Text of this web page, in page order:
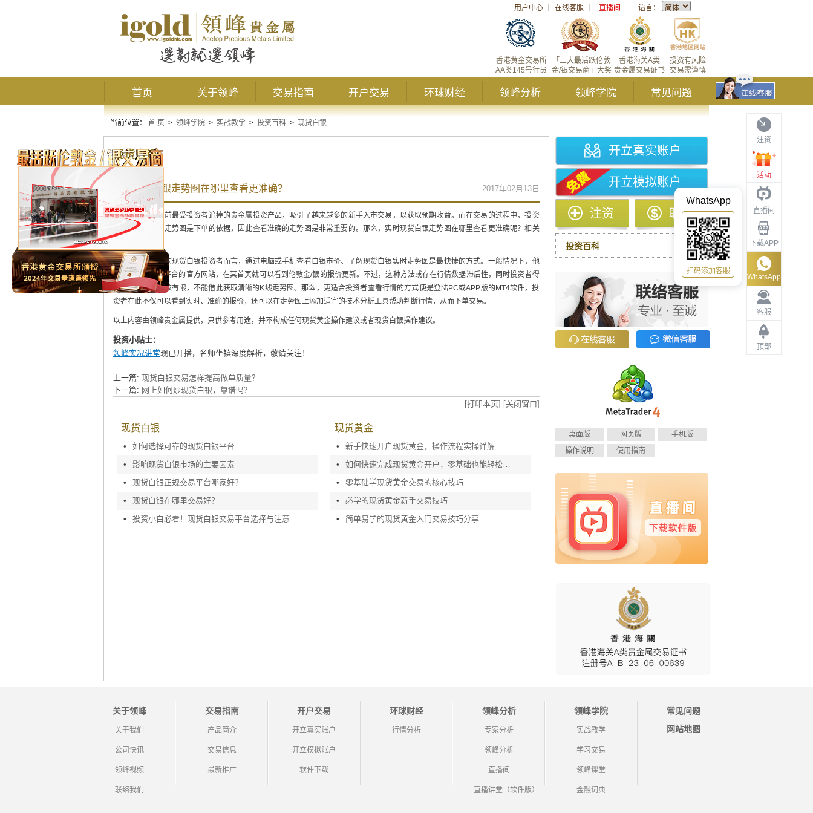
用户中心 在线客服 直播间 语言：
投资有风险
交易需谨慎
香港海关A类
贵金属交易证书
「三大最活跃伦敦
金/银交易商」大奖
香港黄金交易所
AA类145号行员
首页 关于领峰 交易指南 开户交易 环球财经 领峰分析 领峰学院 常见问题
注资
活动
直播间
下载APP
客服
顶部
WhatsApp
WhatsApp
扫码添加客服
当前位置： 首 页 > 领峰学院 > 实战教学 > 投资百科 > 现货白银
现货白银
实时现货白银走势图在哪里查看更准确？ 2017年02月13日
现货白银作为当前最受投资者追捧的贵金属投资产品，吸引了越来越多的新手入市交易，以获取预期收益。而在交易的过程中，投资
者分析现货白银走势图是下单的依据，因此查看准确的走势图是非常重要的。那么，实时现货白银走势图在哪里查看更准确呢？相关
其实，对于任何的现货白银投资者而言，通过电脑或手机查看白银市价、了解现货白银实时走势图是最快捷的方式。一般情况下，他
们只要登陆交易平台的官方网站，在其首页就可以看到伦敦金/银的报价更新。不过，这种方法或存在行情数据滞后性，同时投资者得
到的其他数据比较有限，不能借此获取清晰的K线走势图。那么，更适合投资者查看行情的方式便是登陆PC或APP版的MT4软件，投
资者在此不仅可以看到实时、准确的报价，还可以在走势图上添加适宜的技术分析工具帮助判断行情，从而下单交易。
以上内容由领峰贵金属提供，只供参考用途，并不构成任何现货黄金操作建议或者现货白银操作建议。
投资小贴士：
领峰实况讲堂现已开播，名师坐镇深度解析，敬请关注！
上一篇: 现货白银交易怎样提高做单质量？
下一篇: 网上如何炒现货白银，靠谱吗？
[打印本页] [关闭窗口]
现货白银
•
如何选择可靠的现货白银平台
•
影响现货白银市场的主要因素
•
现货白银正规交易平台哪家好？
•
现货白银在哪里交易好？
•
投资小白必看！现货白银交易平台选择与注意事项
现货黄金
•
新手快速开户现货黄金，操作流程实操详解
•
如何快速完成现货黄金开户，零基础也能轻松上手
•
零基础学现货黄金交易的核心技巧
•
必学的现货黄金新手交易技巧
•
简单易学的现货黄金入门交易技巧分享
开立真实账户
开立模拟账户
注资 取款
投资百科
桌面版 网页版
手机版
操作说明
使用指南
关于领峰
关于我们
公司快讯
领峰视频
联络我们
交易指南
产品简介
交易信息
最新推广
开户交易
开立真实账户
开立模拟账户
软件下载
环球财经
行情分析
领峰分析
专家分析
领峰分析
直播间
直播讲堂（软件版）
领峰学院
实战教学
学习交易
领峰课堂
金融词典
常见问题
网站地图